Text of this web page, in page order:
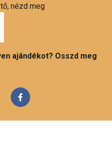
nézd meg
ajándékot? Osszd meg